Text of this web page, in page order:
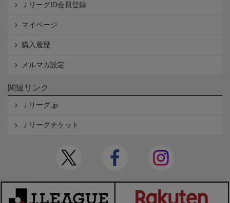
ＪリーグID会員登録
マイページ
購入履歴
メルマガ設定
関連リンク
Ｊリーグ.jp
Ｊリーグチケット